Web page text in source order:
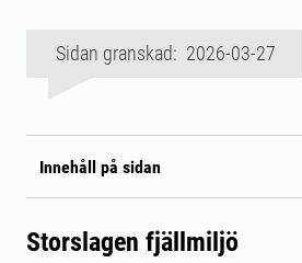
Sidan granskad: 2026-03-27
Innehåll på sidan
Storslagen fjällmiljö